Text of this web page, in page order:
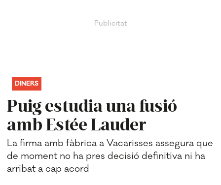
Puig estudia una fusió
amb Estée Lauder
DINERS
La firma amb fàbrica a Vacarisses assegura que
de moment no ha pres decisió definitiva ni ha
arribat a cap acord